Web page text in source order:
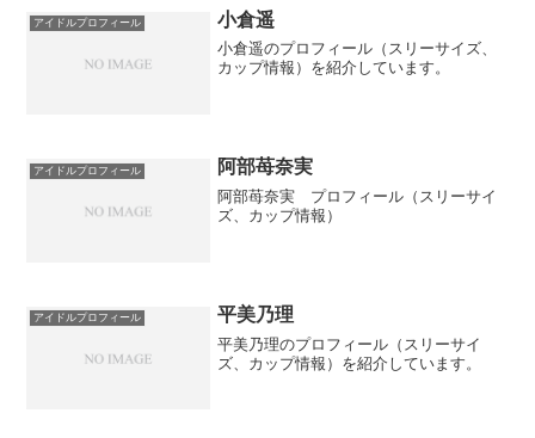
アイドルプロフィール 小倉遥
小倉遥のプロフィール（スリーサイズ、
カップ情報）を紹介しています。
アイドルプロフィール 阿部苺奈実
阿部苺奈実 プロフィール（スリーサイ
ズ、カップ情報）
アイドルプロフィール 平美乃理
平美乃理のプロフィール（スリーサイ
ズ、カップ情報）を紹介しています。